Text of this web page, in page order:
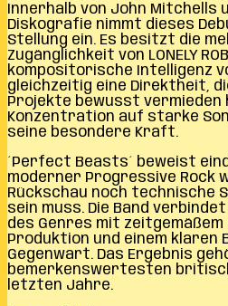
Innerhalb von John Mitchells
Diskografie nimmt dieses
Stellung ein. Es besitzt die
Zugänglichkeit von LONELY
kompositorische Intelligenz
gleichzeitig eine Direktheit,
Projekte bewusst vermieden
Konzentration auf starke
seine besondere Kraft.
´Perfect Beasts´ beweist
moderner Progressive Rock
Rückschau noch technische
sein muss. Die Band
des Genres mit
Produktion und einem klaren
Gegenwart. Das Ergebnis
bemerkenswertesten
letzten Jahre.